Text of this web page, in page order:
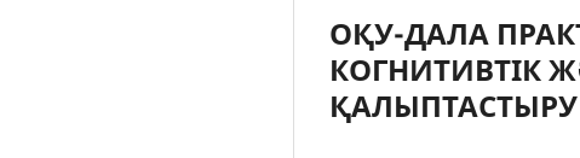
ОҚУ-ДАЛА
КОГНИТИВТІК
ҚАЛЫПТАСТЫРУ